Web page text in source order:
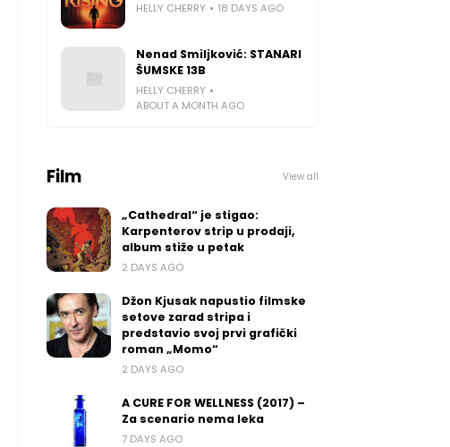
HELLY CHERRY 18 DAYS AGO
Nenad Smiljković: STANARI
ŠUMSKE 13B
HELLY CHERRY
ABOUT A MONTH AGO
Film View all
„Cathedral“ je stigao:
Karpenterov strip u prodaji,
album stiže u petak
2 DAYS AGO
Džon Kjusak napustio filmske
setove zarad stripa i
predstavio svoj prvi grafički
roman „Momo“
2 DAYS AGO
A CURE FOR WELLNESS (2017) –
Za scenario nema leka
7 DAYS AGO